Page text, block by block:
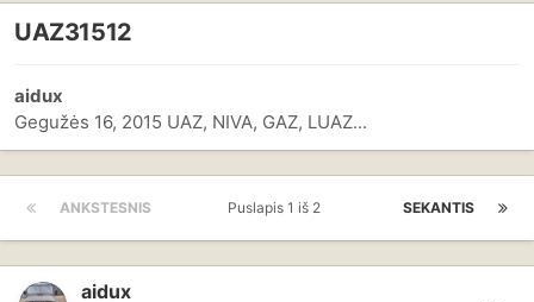
UAZ31512
aidux
Gegužės 16, 2015 UAZ, NIVA, GAZ, LUAZ...
ANKSTESNIS SEKANTIS
Puslapis 1 iš 2
aidux